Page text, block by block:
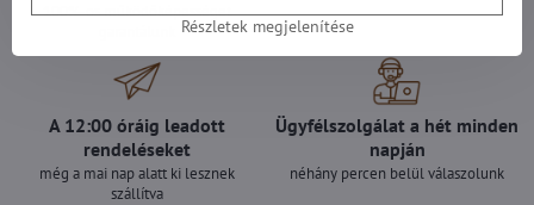
100%-os működőképességet
A 12:00 óráig leadott
rendeléseket
még a mai nap alatt ki lesznek
szállítva
Ügyfélszolgálat a hét minden
napján
néhány percen belül válaszolunk
Részletek megjelenítése